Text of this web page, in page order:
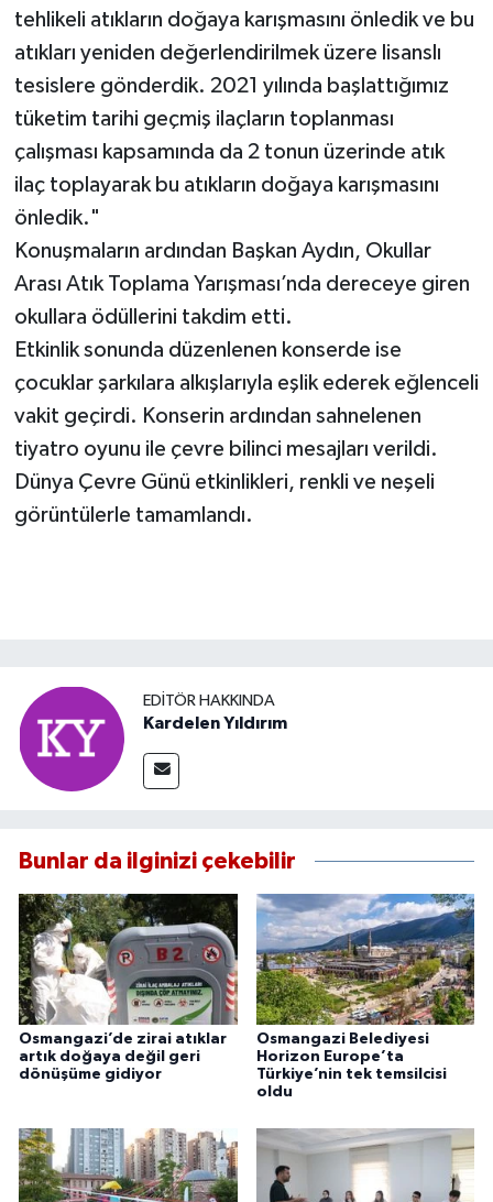
tehlikeli atıkların doğaya karışmasını önledik ve bu
atıkları yeniden değerlendirilmek üzere lisanslı
tesislere gönderdik. 2021 yılında başlattığımız
tüketim tarihi geçmiş ilaçların toplanması
çalışması kapsamında da 2 tonun üzerinde atık
ilaç toplayarak bu atıkların doğaya karışmasını
önledik."
Konuşmaların ardından Başkan Aydın, Okullar
Arası Atık Toplama Yarışması’nda dereceye giren
okullara ödüllerini takdim etti.
Etkinlik sonunda düzenlenen konserde ise
çocuklar şarkılara alkışlarıyla eşlik ederek eğlenceli
vakit geçirdi. Konserin ardından sahnelenen
tiyatro oyunu ile çevre bilinci mesajları verildi.
Dünya Çevre Günü etkinlikleri, renkli ve neşeli
görüntülerle tamamlandı.
EDITÖR HAKKINDA
Kardelen Yıldırım
Bunlar da ilginizi çekebilir
Osmangazi’de zirai atıklar
artık doğaya değil geri
dönüşüme gidiyor
Osmangazi Belediyesi
Horizon Europe’ta
Türkiye’nin tek temsilcisi
oldu